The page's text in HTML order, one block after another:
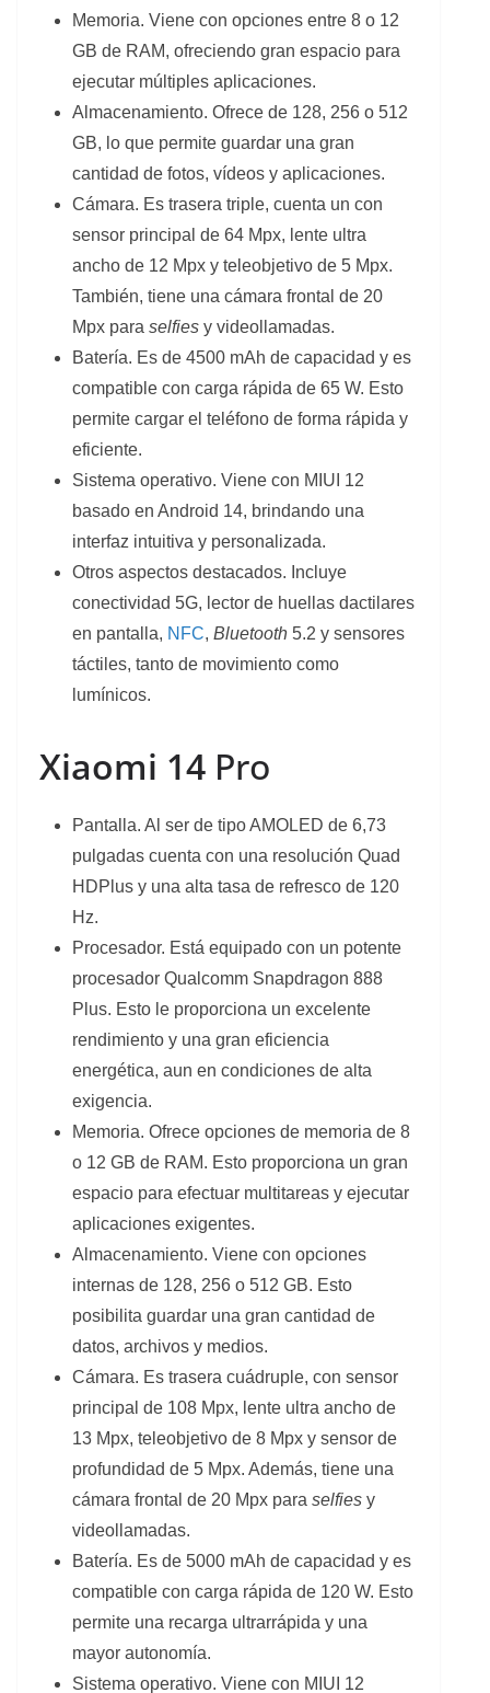
Memoria. Viene con opciones entre 8 o 12
GB de RAM, ofreciendo gran espacio para
ejecutar múltiples aplicaciones.
Almacenamiento. Ofrece de 128, 256 o 512
GB, lo que permite guardar una gran
cantidad de fotos, vídeos y aplicaciones.
Cámara. Es trasera triple, cuenta un con
sensor principal de 64 Mpx, lente ultra
ancho de 12 Mpx y teleobjetivo de 5 Mpx.
También, tiene una cámara frontal de 20
Mpx para selfies y videollamadas.
Batería. Es de 4500 mAh de capacidad y es
compatible con carga rápida de 65 W. Esto
permite cargar el teléfono de forma rápida y
eficiente.
Sistema operativo. Viene con MIUI 12
basado en Android 14, brindando una
interfaz intuitiva y personalizada.
Otros aspectos destacados. Incluye
conectividad 5G, lector de huellas dactilares
en pantalla, NFC, Bluetooth 5.2 y sensores
táctiles, tanto de movimiento como
lumínicos.
Xiaomi 14 Pro
Pantalla. Al ser de tipo AMOLED de 6,73
pulgadas cuenta con una resolución Quad
HDPlus y una alta tasa de refresco de 120
Hz.
Procesador. Está equipado con un potente
procesador Qualcomm Snapdragon 888
Plus. Esto le proporciona un excelente
rendimiento y una gran eficiencia
energética, aun en condiciones de alta
exigencia.
Memoria. Ofrece opciones de memoria de 8
o 12 GB de RAM. Esto proporciona un gran
espacio para efectuar multitareas y ejecutar
aplicaciones exigentes.
Almacenamiento. Viene con opciones
internas de 128, 256 o 512 GB. Esto
posibilita guardar una gran cantidad de
datos, archivos y medios.
Cámara. Es trasera cuádruple, con sensor
principal de 108 Mpx, lente ultra ancho de
13 Mpx, teleobjetivo de 8 Mpx y sensor de
profundidad de 5 Mpx. Además, tiene una
cámara frontal de 20 Mpx para selfies y
videollamadas.
Batería. Es de 5000 mAh de capacidad y es
compatible con carga rápida de 120 W. Esto
permite una recarga ultrarrápida y una
mayor autonomía.
Sistema operativo. Viene con MIUI 12